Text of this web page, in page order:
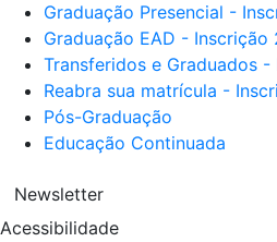
Graduação Presencial -
Graduação EAD - Inscrição
Transferidos e Graduados
Reabra sua matrícula -
Pós-Graduação
Educação Continuada
Newsletter
Acessibilidade